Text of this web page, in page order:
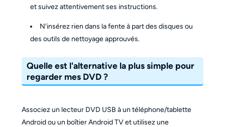
et suivez attentivement ses instructions.
N'insérez rien dans la fente à part des disques ou
des outils de nettoyage approuvés.
Quelle est l'alternative la plus simple pour
regarder mes DVD ?
Associez un lecteur DVD USB à un téléphone/tablette
Android ou un boîtier Android TV et utilisez une